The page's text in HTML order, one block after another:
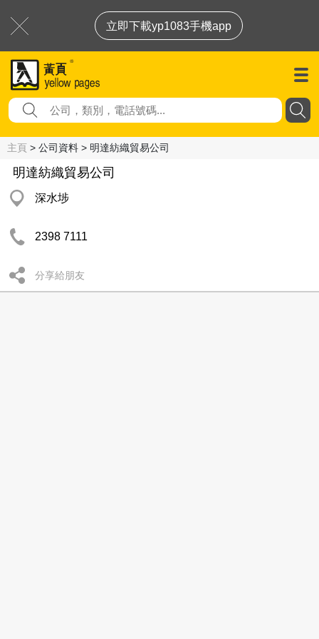
立即下載yp1083手機app
主頁 > 公司資料 > 明達紡織貿易公司
明達紡織貿易公司
深水埗
2398 7111
分享給朋友